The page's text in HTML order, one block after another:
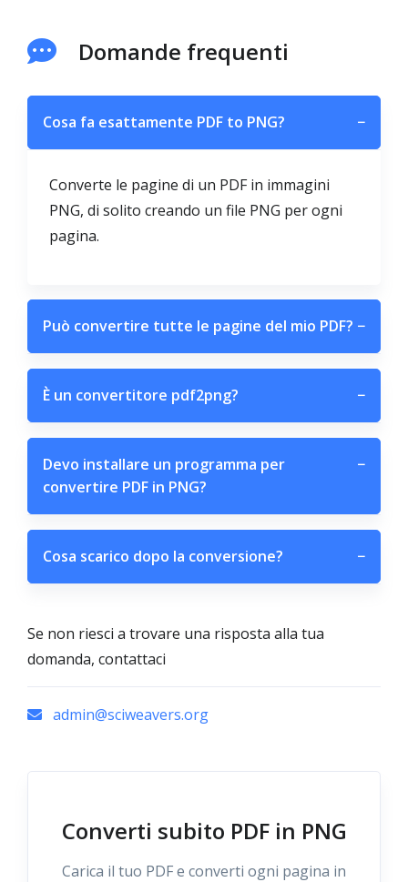
Domande frequenti
Cosa fa esattamente PDF to PNG? −
Converte le pagine di un PDF in immagini
PNG, di solito creando un file PNG per ogni
pagina.
Può convertire tutte le pagine del mio PDF? −
È un convertitore pdf2png? −
Devo installare un programma per
convertire PDF in PNG?
−
Cosa scarico dopo la conversione? −
Se non riesci a trovare una risposta alla tua
domanda, contattaci
admin@sciweavers.org
Converti subito PDF in PNG
Carica il tuo PDF e converti ogni pagina in